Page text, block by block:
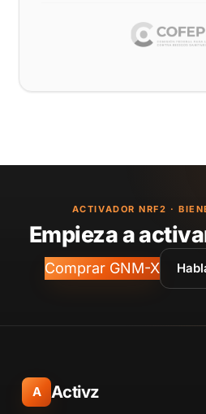
ACTIVADOR NRF2 ·
Empieza a
Comprar GNM-X
A Activz